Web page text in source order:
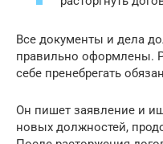
Все документы и дела
правильно оформлены.
себе пренебрегать
Он пишет заявление и
новых должностей,